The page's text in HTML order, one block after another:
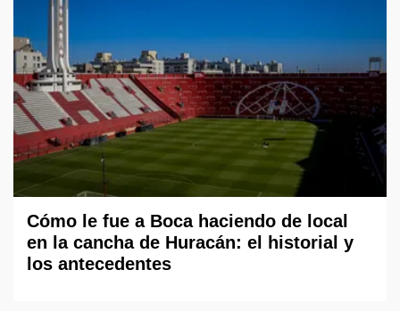
Cómo le fue a Boca haciendo de local
en la cancha de Huracán: el historial y
los antecedentes